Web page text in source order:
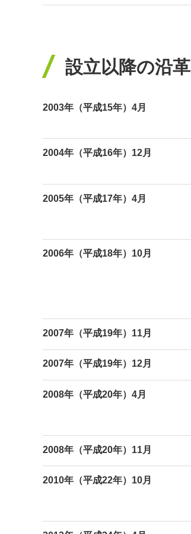
設立以降の沿革
2003年（平成15年）4月
2004年（平成16年）12月
2005年（平成17年）4月
2006年（平成18年）10月
2007年（平成19年）11月
2007年（平成19年）12月
2008年（平成20年）4月
2008年（平成20年）11月
2010年（平成22年）10月